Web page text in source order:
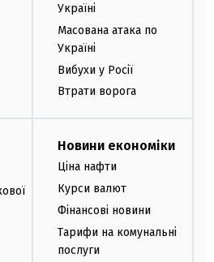
Україні
Масована атака по
Україні
Вибухи у Росії
Втрати ворога
Новини економіки
Ціна нафти
Курси валют
Фінансові новини
Тарифи на комунальні
послуги